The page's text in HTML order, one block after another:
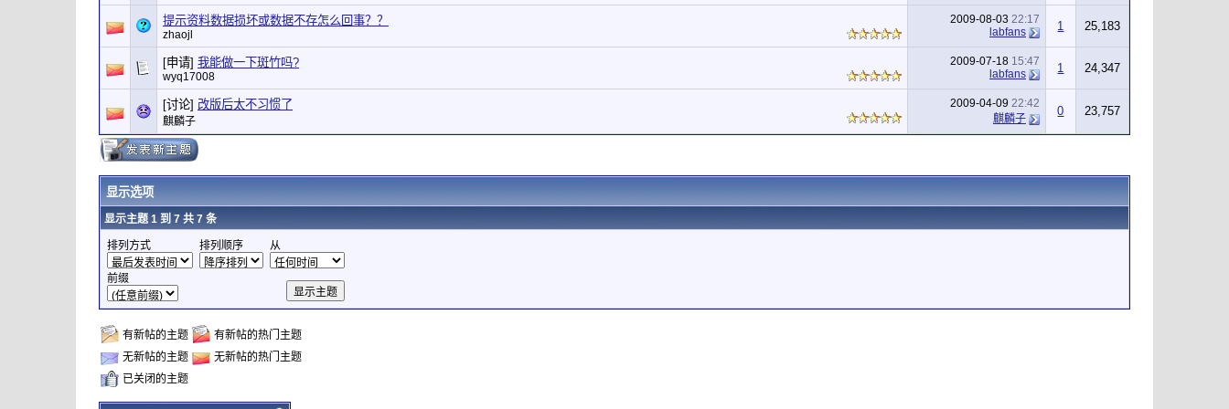
提示资料数据损坏或数据不存怎么回事？？
zhaojl
2009-08-03 22:17
labfans
1 25,183
[申请] 我能做一下斑竹吗?
wyq17008
2009-07-18 15:47
labfans
1 24,347
[讨论] 改版后太不习惯了
麒麟子
2009-04-09 22:42
麒麟子
0 23,757
显示选项
显示主题 1 到 7 共 7 条
排列方式 排列顺序 从
前缀
有新帖的主题
有新帖的热门主题
无新帖的主题
无新帖的热门主题
已关闭的主题